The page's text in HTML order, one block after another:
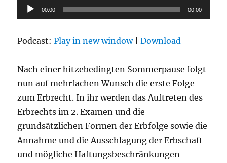
Audio-
Player
00:00 00:00
Podcast:Play in new window|Download
Nach einer hitzebedingten Sommerpause folgt
nun auf mehrfachen Wunsch die erste Folge
zum Erbrecht. In ihr werden das Auftreten des
Erbrechts im 2. Examen und die
grundsätzlichen Formen der Erbfolge sowie die
Annahme und die Ausschlagung der Erbschaft
und mögliche Haftungsbeschränkungen